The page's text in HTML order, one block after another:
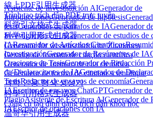
線上PDF引用生成器
Trình tạo trích dẫn PDF trực tuyến
科学引文格式生成器
科学引用形式生成器
Generator für wissenschaftliche Zitationen
Gerador de formato de citação científica
Generador de formato de cita científica
Générateur de format de citation scientifique
과학 인용 형식 생성기
科學引用格式生成器
Công cụ tạo định dạng trích dẫn khoa học
温哥华引用生成器
Asistente de Investigación AIGenerador de
IntroduccionesGenerador de hipótesis
tesisGenerador de párrafos de IAGenerador
Investigación en IAGenerador de estudios de
IAResumidor de Artículos Científicos
InvestigaciónGenerador de Resúmenes de IA
Oraciones de TesisGenerador de Redacción
de Declaraciones de IAGenerador de
TesisRedactor de ensayos de economía
IAEscritor de ensayos ChatGPTGenerador
PlagioAsistente de Escritura AIGenerador de
IAEscritor de oraciones con IA